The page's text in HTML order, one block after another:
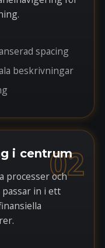
spacing
beskrivningar
02
i centrum
processer och
in i ett